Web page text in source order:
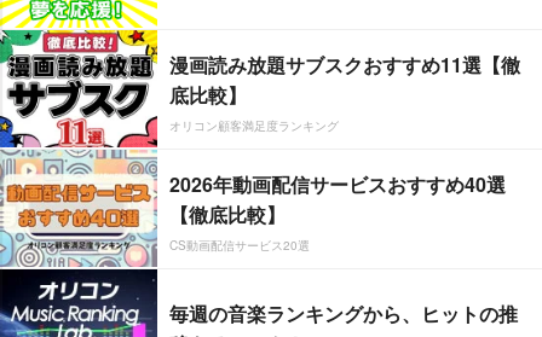
漫画読み放題サブスクおすすめ11選【徹
底比較】
オリコン顧客満足度ランキング
2026年動画配信サービスおすすめ40選
【徹底比較】
CS動画配信サービス20選
毎週の音楽ランキングから、ヒットの推